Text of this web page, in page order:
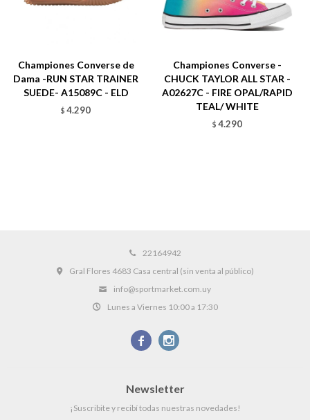
Championes Converse de
Dama -RUN STAR TRAINER
SUEDE- A15089C - ELD
$ 4.290
Championes Converse -
CHUCK TAYLOR ALL STAR -
A02627C - FIRE OPAL/RAPID
TEAL/ WHITE
$ 4.290
22164942
Gral Flores 4683 Casa central (sin venta al público)
info@sportmarket.com.uy
Lunes a Viernes 10:00 a 17:30
 
Newsletter
¡Suscribite y recibí todas nuestras novedades!